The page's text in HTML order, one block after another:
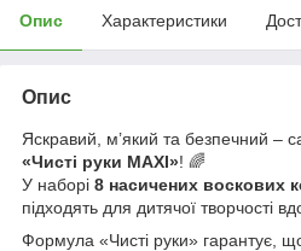
Опис Характеристики
Опис
Яскравий, м’який та безпечний –
«Чисті руки MAXI»! 🌈
У наборі 8 насичених воскових
підходять для дитячої творчості
Формула «Чисті руки» гарантує,